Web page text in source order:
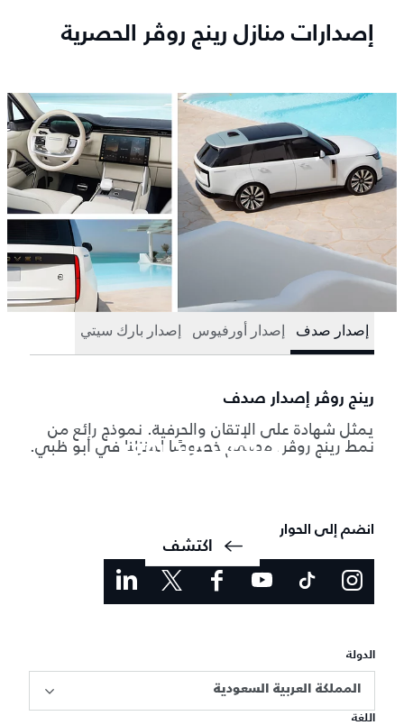
إصدارات منازل رينج روڤر الحصرية
إصدار صدف إصدار أورفيوس إصدار بارك سيتي
رينج روڤر إصدار صدف
يمثل شهادة على الإتقان والحرفية. نموذج رائع من
نمط رينج روڤر، مصمم خصوصًا لمنزلنا في أبو ظبي.
اكتشف رينج روڤر
اكتشف
انضم إلى الحوار
الدولة
المملكة العربية السعودية
اللغة